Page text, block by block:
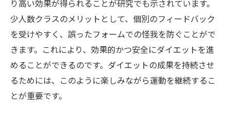
り高い効果が得られることが研究でも示されています。
少人数クラスのメリットとして、個別のフィードバック
を受けやすく、誤ったフォームでの怪我を防ぐことがで
きます。これにより、効果的かつ安全にダイエットを進
めることができるのです。ダイエットの成果を持続させ
るためには、このように楽しみながら運動を継続するこ
とが重要です。